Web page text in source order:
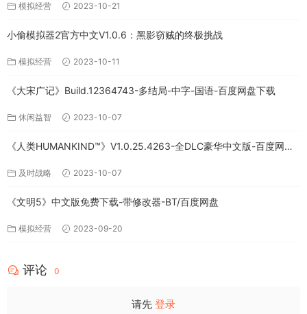
模拟经营 2023-10-21
小偷模拟器2官方中文V1.0.6：黑影窃贼的终极挑战
模拟经营 2023-10-11
《大宋广记》Build.12364743-多结局-中字-国语-百度网盘下载
休闲益智 2023-10-07
《人类HUMANKIND™》V1.0.25.4263-全DLC豪华中文版-百度网盘
及时战略 2023-10-07
《文明5》中文版免费下载-带修改器-BT/百度网盘
模拟经营 2023-09-20
评论 0
请先 登录